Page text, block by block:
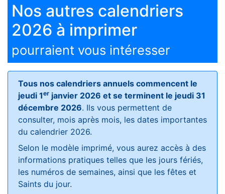
Nos autres calendriers
2026 à imprimer
pourraient vous intéresser
Tous nos calendriers annuels commencent le
jeudi 1er janvier 2026 et se terminent le jeudi 31
décembre 2026. Ils vous permettent de
consulter, mois après mois, les dates importantes
du calendrier 2026.
Selon le modèle imprimé, vous aurez accès à des
informations pratiques telles que les jours fériés,
les numéros de semaines, ainsi que les fêtes et
Saints du jour.